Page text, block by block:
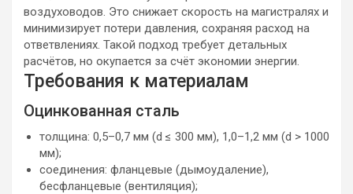
воздуховодов. Это снижает скорость на магистралях и
минимизирует потери давления, сохраняя расход на
ответвлениях. Такой подход требует детальных
расчётов, но окупается за счёт экономии энергии.
Требования к материалам
Оцинкованная сталь
толщина: 0,5–0,7 мм (d ≤ 300 мм), 1,0–1,2 мм (d > 1000
мм);
соединения: фланцевые (дымоудаление),
бесфланцевые (вентиляция);